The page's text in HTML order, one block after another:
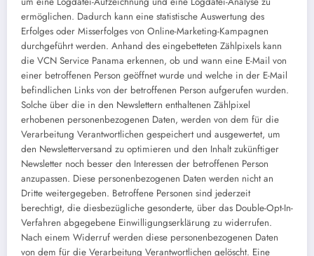
ermöglichen. Dadurch kann eine statistische Auswertung des
Erfolges oder Misserfolges von Online-Marketing-Kampagnen
durchgeführt werden. Anhand des eingebetteten Zählpixels kann
die VCN Service Panama erkennen, ob und wann eine E-Mail von
einer betroffenen Person geöffnet wurde und welche in der E-Mail
befindlichen Links von der betroffenen Person aufgerufen wurden.
Solche über die in den Newslettern enthaltenen Zählpixel
erhobenen personenbezogenen Daten, werden von dem für die
Verarbeitung Verantwortlichen gespeichert und ausgewertet, um
den Newsletterversand zu optimieren und den Inhalt zukünftiger
Newsletter noch besser den Interessen der betroffenen Person
anzupassen. Diese personenbezogenen Daten werden nicht an
Dritte weitergegeben. Betroffene Personen sind jederzeit
berechtigt, die diesbezügliche gesonderte, über das Double-Opt-In-
Verfahren abgegebene Einwilligungserklärung zu widerrufen.
Nach einem Widerruf werden diese personenbezogenen Daten
von dem für die Verarbeitung Verantwortlichen gelöscht. Eine